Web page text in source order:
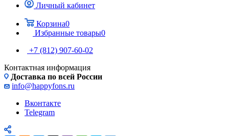
Личный кабинет
Корзина0
Избранные товары0
+7 (812) 907-60-02
Контактная информация
Доставка по всей России
info@happyfons.ru
Вконтакте
Telegram